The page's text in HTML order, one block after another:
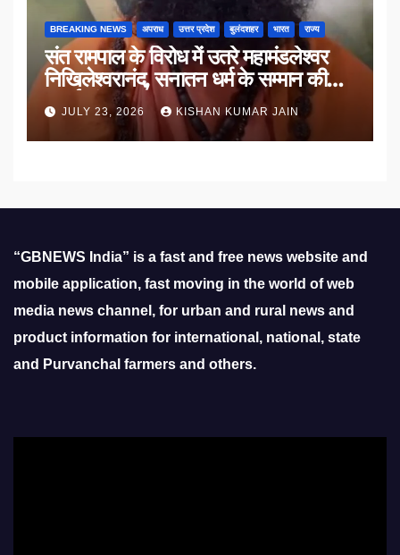
BREAKING NEWS अपराध उत्तर प्रदेश बुलंदशहर भारत राज्य
संत रामपाल के विरोध में उतरे महामंडलेश्वर
निखिलेश्वरानंद, सनातन धर्म के सम्मान की
उठाई मांग
JULY 23, 2026 KISHAN KUMAR JAIN
“GBNEWS India” is a fast and free news website and
mobile application, fast moving in the world of web
media news channel, for urban and rural news and
product information for international, national, state
and Purvanchal farmers and others.